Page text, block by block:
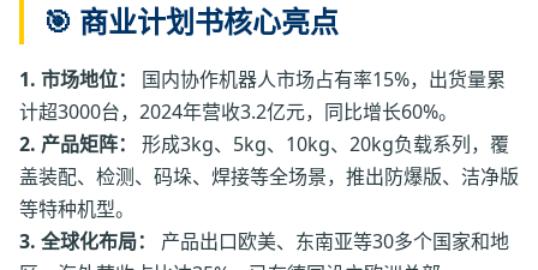
🎯 商业计划书核心亮点
1. 市场地位：
国内协作机器人市场占有率15%，出货量累
计超3000台，2024年营收3.2亿元，同比增长60%。
2. 产品矩阵：
形成3kg、5kg、10kg、20kg负载系列，覆
盖装配、检测、码垛、焊接等全场景，推出防爆版、洁净版
等特种机型。
3. 全球化布局：
产品出口欧美、东南亚等30多个国家和地